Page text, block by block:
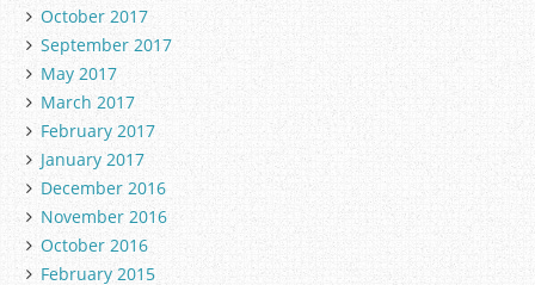
October 2017
September 2017
May 2017
March 2017
February 2017
January 2017
December 2016
November 2016
October 2016
February 2015